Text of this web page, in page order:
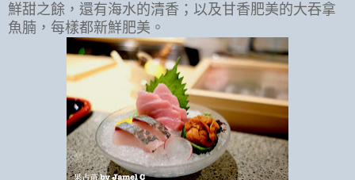
鮮甜之餘，還有海水的清香；以及甘香肥美的大吞拿
魚腩，每樣都新鮮肥美。